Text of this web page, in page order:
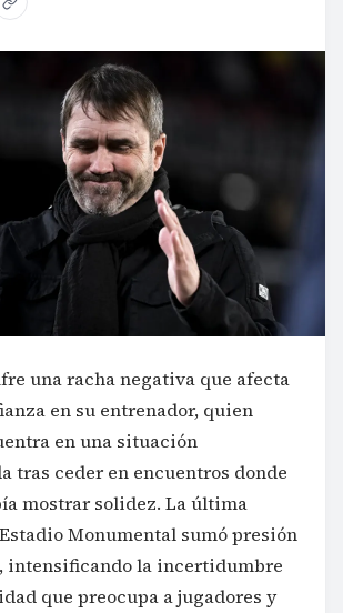
una racha negativa que afecta
en su entrenador, quien
en una situación
tras ceder en encuentros donde
mostrar solidez. La última
Monumental sumó presión
intensificando la incertidumbre
que preocupa a jugadores y